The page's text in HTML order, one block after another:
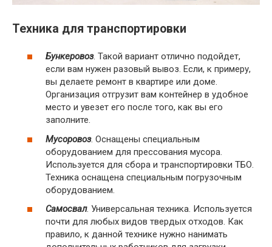
Техника для транспортировки
Бункеровоз. Такой вариант отлично подойдет,
если вам нужен разовый вывоз. Если, к примеру,
вы делаете ремонт в квартире или доме.
Организация отгрузит вам контейнер в удобное
место и увезет его после того, как вы его
заполните.
Мусоровоз. Оснащены специальным
оборудованием для прессования мусора.
Используется для сбора и транспортировки ТБО.
Техника оснащена специальным погрузочным
оборудованием.
Самосвал. Универсальная техника. Используется
почти для любых видов твердых отходов. Как
правило, к данной технике нужно нанимать